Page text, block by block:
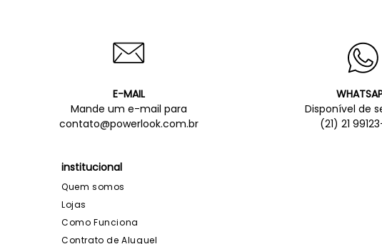
E-MAIL
Mande um e-mail para
contato@powerlook.com.br
Disponível de
(21) 21
institucional
Quem somos
Lojas
Como Funciona
Contrato de Aluguel